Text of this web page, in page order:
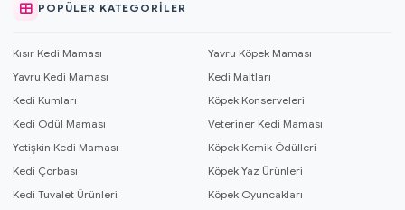
POPÜLER KATEGORILER
Kısır Kedi Maması
Yavru Köpek Maması
Yavru Kedi Maması
Kedi Maltları
Kedi Kumları
Köpek Konserveleri
Kedi Ödül Maması
Veteriner Kedi Maması
Yetişkin Kedi Maması
Köpek Kemik Ödülleri
Kedi Çorbası
Köpek Yaz Ürünleri
Kedi Tuvalet Ürünleri
Köpek Oyuncakları